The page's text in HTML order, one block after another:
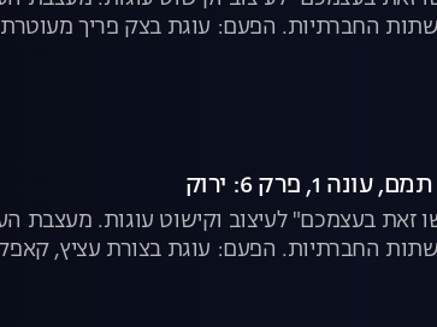
החברתיות. הפעם: עוגת בצק פריך
פרק 6: ירוק
זאת בעצמכם" לעיצוב וקישוט עוגות. מעצבת
עציץ, קאפקייקס קקטוסים ועוד.